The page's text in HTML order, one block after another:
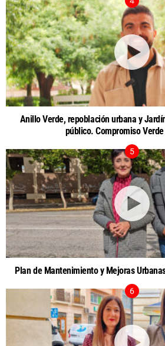
Anillo Verde, repoblación urbana y
público. Compromiso Verde
Plan de Mantenimiento y Mejoras